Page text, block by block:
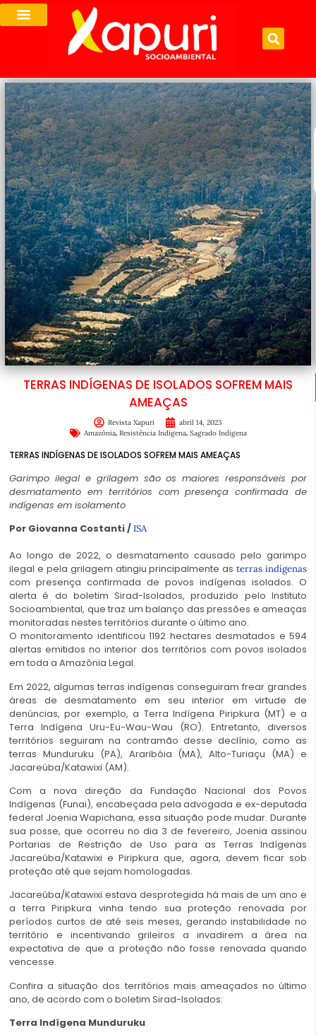
TERRAS INDÍGENAS DE ISOLADOS SOFREM MAIS
AMEAÇAS
Revista Xapuri
abril 14, 2023
Amazônia, Resistência Indígena, Sagrado Indígena
TERRAS INDÍGENAS DE ISOLADOS SOFREM MAIS AMEAÇAS
Garimpo ilegal e grilagem são os maiores responsáveis por
desmatamento em territórios com presença confirmada de
indígenas em isolamento
Por Giovanna Costanti /ISA
Ao longo de 2022, o desmatamento causado pelo garimpo
ilegal e pela grilagem atingiu principalmente as terras indígenas
com presença confirmada de povos indígenas isolados. O
alerta é do boletim Sirad-Isolados, produzido pelo Instituto
Socioambiental, que traz um balanço das pressões e ameaças
monitoradas nestes territórios durante o último ano.
O monitoramento identificou 1192 hectares desmatados e 594
alertas emitidos no interior dos territórios com povos isolados
em toda a Amazônia Legal.
Em 2022, algumas terras indígenas conseguiram frear grandes
áreas de desmatamento em seu interior em virtude de
denúncias, por exemplo, a Terra Indígena Piripkura (MT) e a
Terra Indígena Uru-Eu-Wau-Wau (RO). Entretanto, diversos
territórios seguiram na contramão desse declínio, como as
terras Munduruku (PA), Araribóia (MA), Alto-Turiaçu (MA) e
Jacareúba/Katawixi (AM).
Com a nova direção da Fundação Nacional dos Povos
Indígenas (Funai), encabeçada pela advogada e ex-deputada
federal Joenia Wapichana, essa situação pode mudar. Durante
sua posse, que ocorreu no dia 3 de fevereiro, Joenia assinou
Portarias de Restrição de Uso para as Terras Indígenas
Jacareúba/Katawixi e Piripkura que, agora, devem ficar sob
proteção até que sejam homologadas.
Jacareúba/Katawixi estava desprotegida há mais de um ano e
a terra Piripkura vinha tendo sua proteção renovada por
períodos curtos de até seis meses, gerando instabilidade no
território e incentivando grileiros a invadirem a área na
expectativa de que a proteção não fosse renovada quando
vencesse.
Confira a situação dos territórios mais ameaçados no último
ano, de acordo com o boletim Sirad-Isolados:
Terra Indígena Munduruku